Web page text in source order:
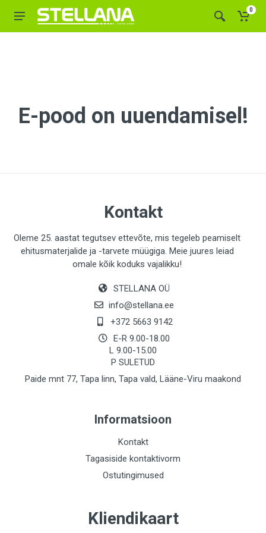
0
E-pood on uuendamisel!
Kontakt
Oleme 25. aastat tegutsev ettevõte, mis tegeleb peamiselt
ehitusmaterjalide ja -tarvete müügiga. Meie juures leiad
omale kõik koduks vajalikku!
STELLANA OÜ
info@stellana.ee
+372 5663 9142
E-R 9.00-18.00
L 9.00-15.00
P SULETUD
Paide mnt 77, Tapa linn, Tapa vald, Lääne-Viru maakond
Informatsioon
Kontakt
Tagasiside kontaktivorm
Ostutingimused
Kliendikaart